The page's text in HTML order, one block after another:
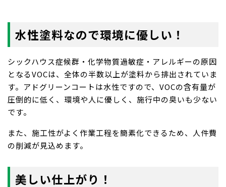
水性塗料なので環境に優しい！
シックハウス症候群・化学物質過敏症・アレルギーの原因
となるVOCは、全体の半数以上が塗料から排出されていま
す。アドグリーンコートは水性ですので、VOCの含有量が
圧倒的に低く、環境や人に優しく、施行中の臭いも少ない
です。
また、施工性がよく作業工程を簡素化できるため、人件費
の削減が見込めます。
美しい仕上がり！